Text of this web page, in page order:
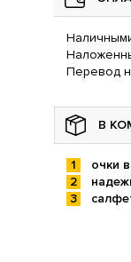
Перевод
В
очки